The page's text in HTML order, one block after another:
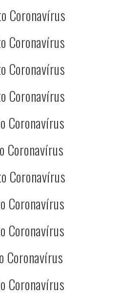
Coronavírus
Coronavírus
Coronavírus
Coronavírus
Coronavírus
Coronavírus
Coronavírus
Coronavírus
Coronavírus
Coronavírus
Coronavírus